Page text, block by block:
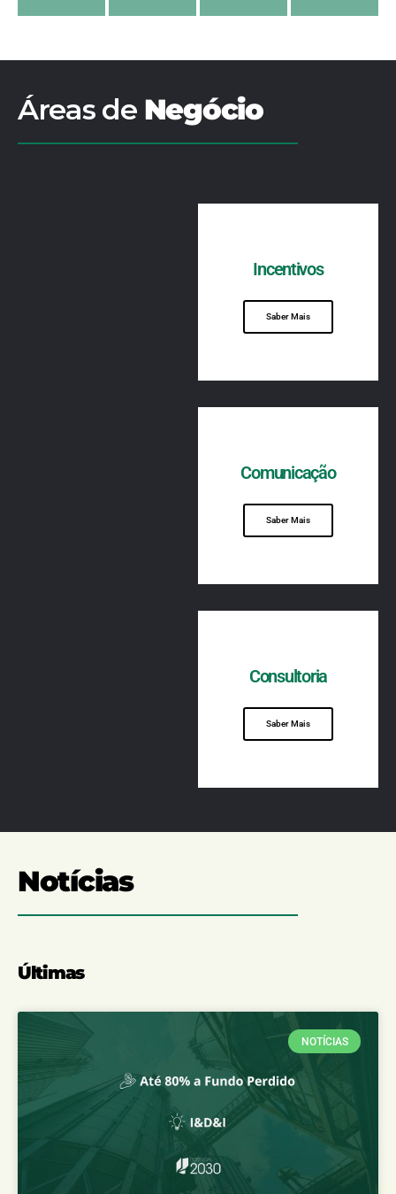
Áreas de Negócio
Incentivos
Saber Mais
Comunicação
Saber Mais
Consultoria
Saber Mais
Notícias
Últimas
NOTÍCIAS